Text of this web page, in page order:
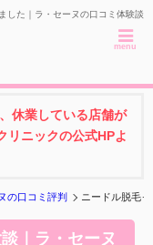
した｜ラ・セーヌの口コミ体験談
menu
休業している店舗が
リニックの公式HPよ
の口コミ評判 ニードル脱毛
｜ラ・セーヌ